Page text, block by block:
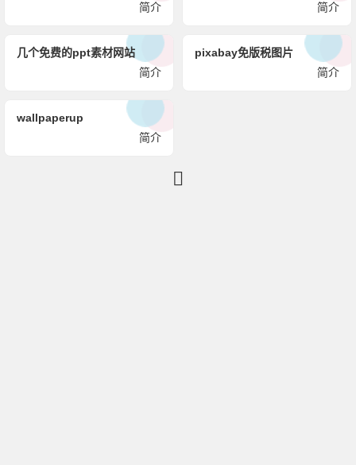
简介
简介
几个免费的ppt素材网站
简介
pixabay免版税图片
简介
wallpaperup
简介